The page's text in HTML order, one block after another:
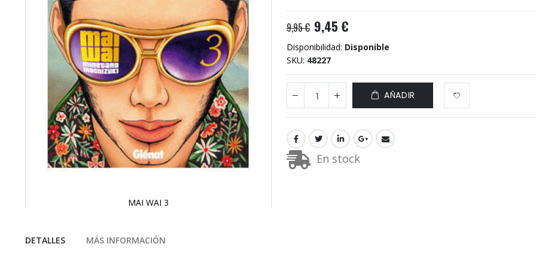
MAI WAI 3
comienzo
9,95 € 9,45 €
Disponibilidad: Disponible
SKU 48227
AÑADIR
En stock
DETALLES MÁS INFORMACIÓN